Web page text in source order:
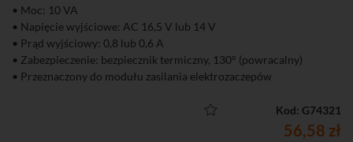
• Moc: 10 VA
• Napięcie wyjściowe: AC 16,5 V lub 14 V
• Prąd wyjściowy: 0,8 lub 0,6 A
• Zabezpieczenie: bezpiecznik termiczny, 130° (powracalny)
• Przeznaczony do modułu zasilania elektrozaczepów
Kod: G74321
56,58 zł